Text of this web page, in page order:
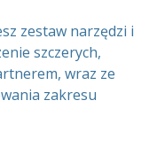
zestaw narzędzi i
szczerych,
wraz ze
zakresu